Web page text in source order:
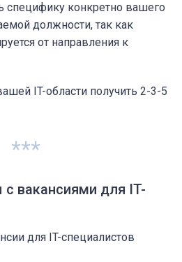
специфику конкретно вашего
должности, так как
от направления к
IT-области получить 2-3-5
***
вакансиями для IT-
для IT-специалистов